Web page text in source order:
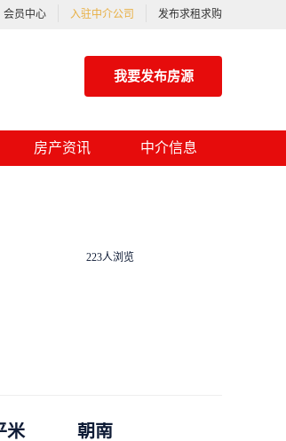
会员中心 入驻中介公司 发布求租求购
我要发布房源
房产资讯 中介信息
223人浏览
米 朝南